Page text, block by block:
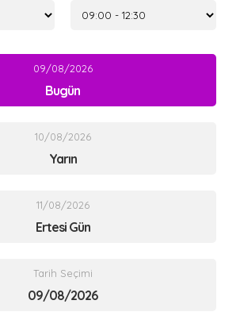
09/08/2026
Bugün
10/08/2026
Yarın
11/08/2026
Ertesi Gün
Tarih Seçimi